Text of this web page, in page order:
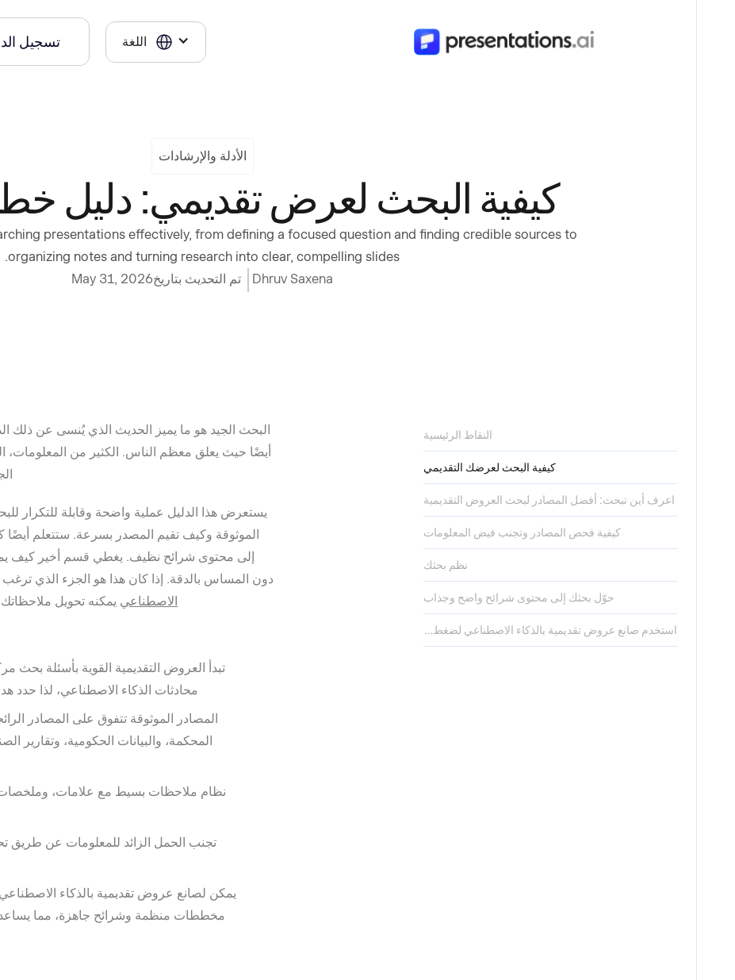
اللغة تسجيل
الأدلة والإرشادات
كيفية البحث لعرض تقديمي: دليل
presentations effectively, from defining a focused question and finding credible sources to
organizing notes and turning research into clear, compelling slides.
Dhruv Saxena
تم التحديث بتاريخMay 31, 2026
النقاط الرئيسية
كيفية البحث لعرضك التقديمي
اعرف أين تبحث: أفضل المصادر لبحث العروض التقديمية
كيفية فحص المصادر وتجنب فيض المعلومات
نظم بحثك
حوّل بحثك إلى محتوى شرائح واضح وجذاب
البحث الجيد هو ما يميز الحديث الذي يُنسى عن ذلك
أيضًا حيث يعلق معظم الناس. الكثير من المعلومات،
يستعرض هذا الدليل عملية واضحة وقابلة للتكرار
الموثوقة وكيف تقيم المصدر بسرعة. ستتعلم أيضًا
إلى محتوى شرائح نظيف. يغطي قسم أخير كيف
دون المساس بالدقة. إذا كان هذا هو الجزء الذي
الاصطناعي يمكنه تحويل
تبدأ العروض التقديمية القوية بأسئلة
محادثات الذكاء الاصطناعي، لذا
المصادر الموثوقة تتفوق على المصادر
المحكمة، والبيانات الحكومية، وتقارير
نظام ملاحظات بسيط مع علامات،
تجنب الحمل الزائد للمعلومات عن طريق
مخططات منظمة وشرائح جاهزة، مما